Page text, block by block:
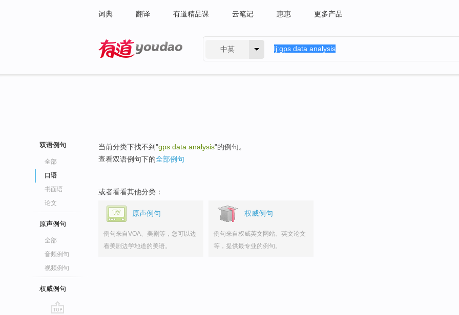
词典 翻译 有道精品课 云笔记 惠惠 更多产品
中英
双语例句
全部
口语
书面语
论文
原声例句
全部
音频例句
视频例句
权威例句
当前分类下找不到"gps data analysis"的例句。
查看双语例句下的全部例句
或者看看其他分类：
原声例句
例句来自VOA、美剧等，您可以边
看美剧边学地道的美语。
权威例句
例句来自权威英文网站、英文论文
等，提供最专业的例句。